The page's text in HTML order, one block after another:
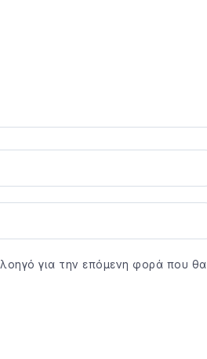
για την επόμενη φορά που θα